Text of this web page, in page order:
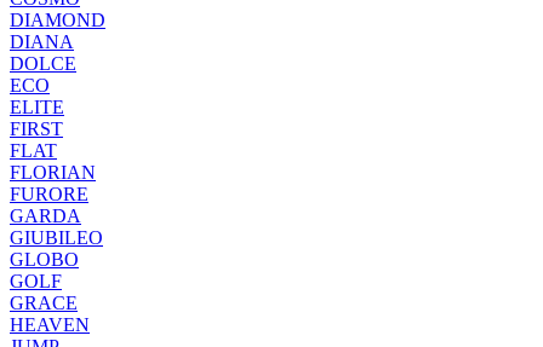
DIAMOND
DIANA
DOLCE
ECO
ELITE
FIRST
FLAT
FLORIAN
FURORE
GARDA
GIUBILEO
GLOBO
GOLF
GRACE
HEAVEN